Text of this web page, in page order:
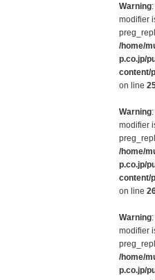
Warning
modifier
/home/
p.co.jp/
content/
on line
Warning
modifier
/home/
p.co.jp/
content/
on line
Warning
modifier
/home/
p.co.jp/